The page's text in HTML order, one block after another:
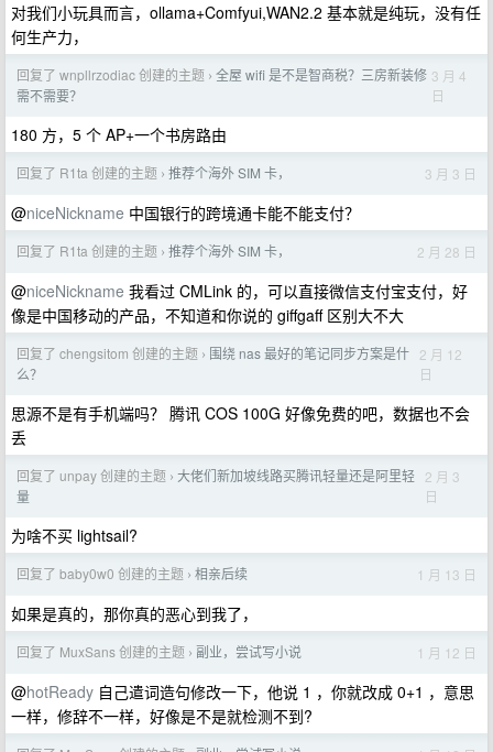
对我们小玩具而言，ollama+Comfyui,WAN2.2 基本就是纯玩，没有任
何生产力，
回复了 wnpllrzodiac 创建的主题 › 全屋 wifi 是不是智商税？三房新装修
需不需要？
3 月 4
日
180 方，5 个 AP+一个书房路由
回复了 R1ta 创建的主题 › 推荐个海外 SIM 卡， 3 月 3 日
@niceNickname 中国银行的跨境通卡能不能支付？
回复了 R1ta 创建的主题 › 推荐个海外 SIM 卡， 2 月 28 日
@niceNickname 我看过 CMLink 的，可以直接微信支付宝支付，好
像是中国移动的产品，不知道和你说的 giffgaff 区别大不大
回复了 chengsitom 创建的主题 › 围绕 nas 最好的笔记同步方案是什
么？
2 月 12
日
思源不是有手机端吗？ 腾讯 COS 100G 好像免费的吧，数据也不会
丢
回复了 unpay 创建的主题 › 大佬们新加坡线路买腾讯轻量还是阿里轻
量
2 月 3
日
为啥不买 lightsail?
回复了 baby0w0 创建的主题 › 相亲后续 1 月 13 日
如果是真的，那你真的恶心到我了，
回复了 MuxSans 创建的主题 › 副业，尝试写小说 1 月 12 日
@hotReady 自己遣词造句修改一下，他说 1 ，你就改成 0+1 ，意思
一样，修辞不一样，好像是不是就检测不到?